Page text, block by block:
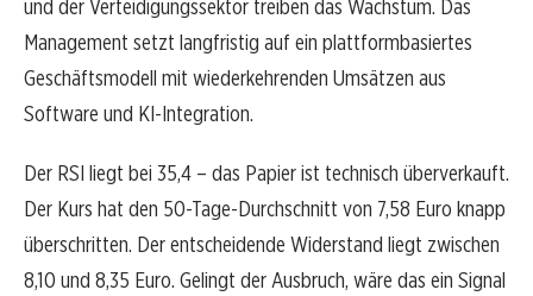
und der Verteidigungssektor treiben das Wachstum. Das
Management setzt langfristig auf ein plattformbasiertes
Geschäftsmodell mit wiederkehrenden Umsätzen aus
Software und KI-Integration.
Der RSI liegt bei 35,4 – das Papier ist technisch überverkauft.
Der Kurs hat den 50-Tage-Durchschnitt von 7,58 Euro knapp
überschritten. Der entscheidende Widerstand liegt zwischen
8,10 und 8,35 Euro. Gelingt der Ausbruch, wäre das ein Signal